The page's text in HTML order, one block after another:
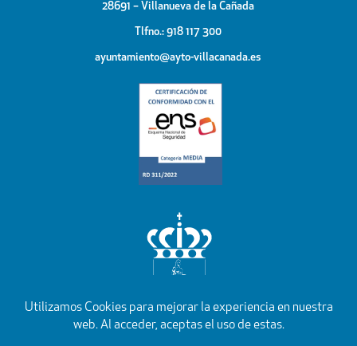
28691 – Villanueva de la Cañada
Tlfno.: 918 117 300
ayuntamiento@ayto-villacanada.es